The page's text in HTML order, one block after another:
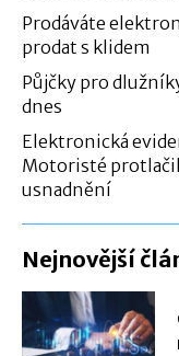
Prodáváte
prodat s klidem
Půjčky pro
dnes
Elektronická
Motoristé
usnadnění
Nejnovější